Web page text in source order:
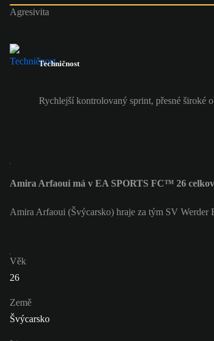
Agresivita
Techničnost
Rychlejší kontrolovaný sprint, přesné široké
Amira Arfaoui má v EA SPORTS FC™ 26
Amira Arfaoui (Švýcarsko) hraje za tým SV
Věk
26
Země
Švýcarsko